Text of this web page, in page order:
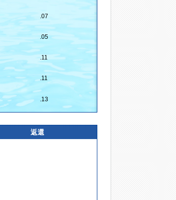
.07
.05
.11
.11
.13
返還